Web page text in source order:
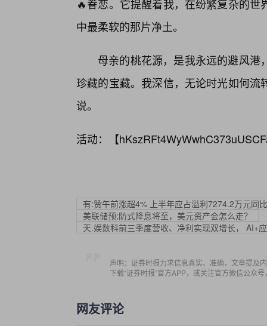
🔥眷恋。它提醒着我，在纷繁复杂的
中最柔软的那片净土。
母亲的桃花源，是我永远的避风
珍藏的宝藏。我深信，无论时光如何
说。
活动：【
有:赞午前涨超4% 上半年应占溢利7274.2万元同
美联储预;防式降息将至，美元资产会怎么走？
天.娱数科前三季度营收、净利实现双增长， AI+
声明：证券时报力求信息真实、准确，文章提及
下载“证券时报”官方APP，或关注官方微信公众
网友评论